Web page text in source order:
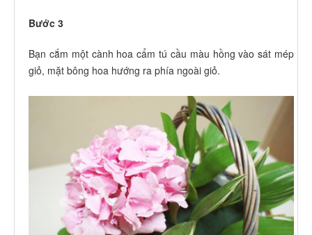
Bước 3
Bạn cắm một cành hoa cẩm tú cầu màu hồng vào sát mép
giỏ, mặt bông hoa hướng ra phía ngoài giỏ.